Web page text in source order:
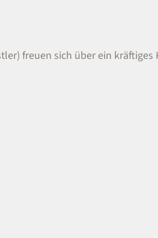
freuen sich über ein kräftiges